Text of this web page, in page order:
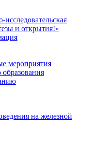
исследовательская
и открытия!»
мероприятия
образования
на железной